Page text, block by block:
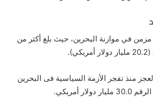
في موازنة البحرين، حيث بلغ أكثر من
منذ تفجر الأزمة السياسية فى البحرين